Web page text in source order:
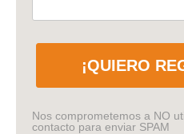
¡QUIERO
Nos comprometemos a NO
contacto para enviar SPAM